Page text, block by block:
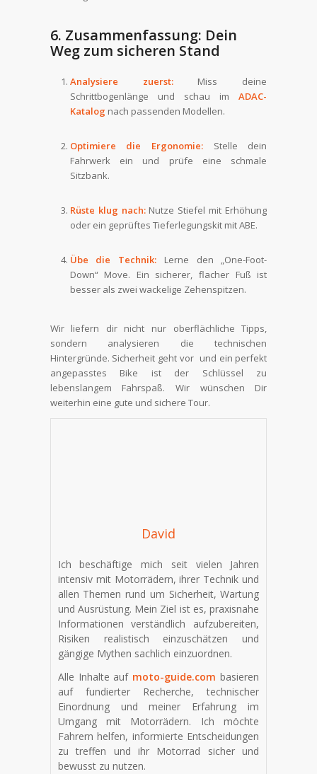
6. Zusammenfassung: Dein
Weg zum sicheren Stand
Analysiere zuerst:Miss deine
Schrittbogenlänge und schau imADAC-
Katalog nach passenden Modellen.
Optimiere die Ergonomie: Stelle dein
Fahrwerk ein und prüfe eine schmale
Sitzbank.
Rüste klug nach:Nutze Stiefel mit Erhöhung
oder ein geprüftes Tieferlegungskit mit ABE.
Übe die Technik: Lerne den „One-Foot-
Down“ Move. Ein sicherer, flacher Fuß ist
besser als zwei wackelige Zehenspitzen.
Wir liefern dir nicht nur oberflächliche Tipps,
sondern analysieren die technischen
Hintergründe. Sicherheit geht vor und ein perfekt
angepasstes Bike ist der Schlüssel zu
lebenslangem Fahrspaß. Wir wünschen Dir
weiterhin eine gute und sichere Tour.
David
Ich beschäftige mich seit vielen Jahren
intensiv mit Motorrädern, ihrer Technik und
allen Themen rund um Sicherheit, Wartung
und Ausrüstung. Mein Ziel ist es, praxisnahe
Informationen verständlich aufzubereiten,
Risiken realistisch einzuschätzen und
gängige Mythen sachlich einzuordnen.
Alle Inhalte auf moto-guide.com basieren
auf fundierter Recherche, technischer
Einordnung und meiner Erfahrung im
Umgang mit Motorrädern. Ich möchte
Fahrern helfen, informierte Entscheidungen
zu treffen und ihr Motorrad sicher und
bewusst zu nutzen.